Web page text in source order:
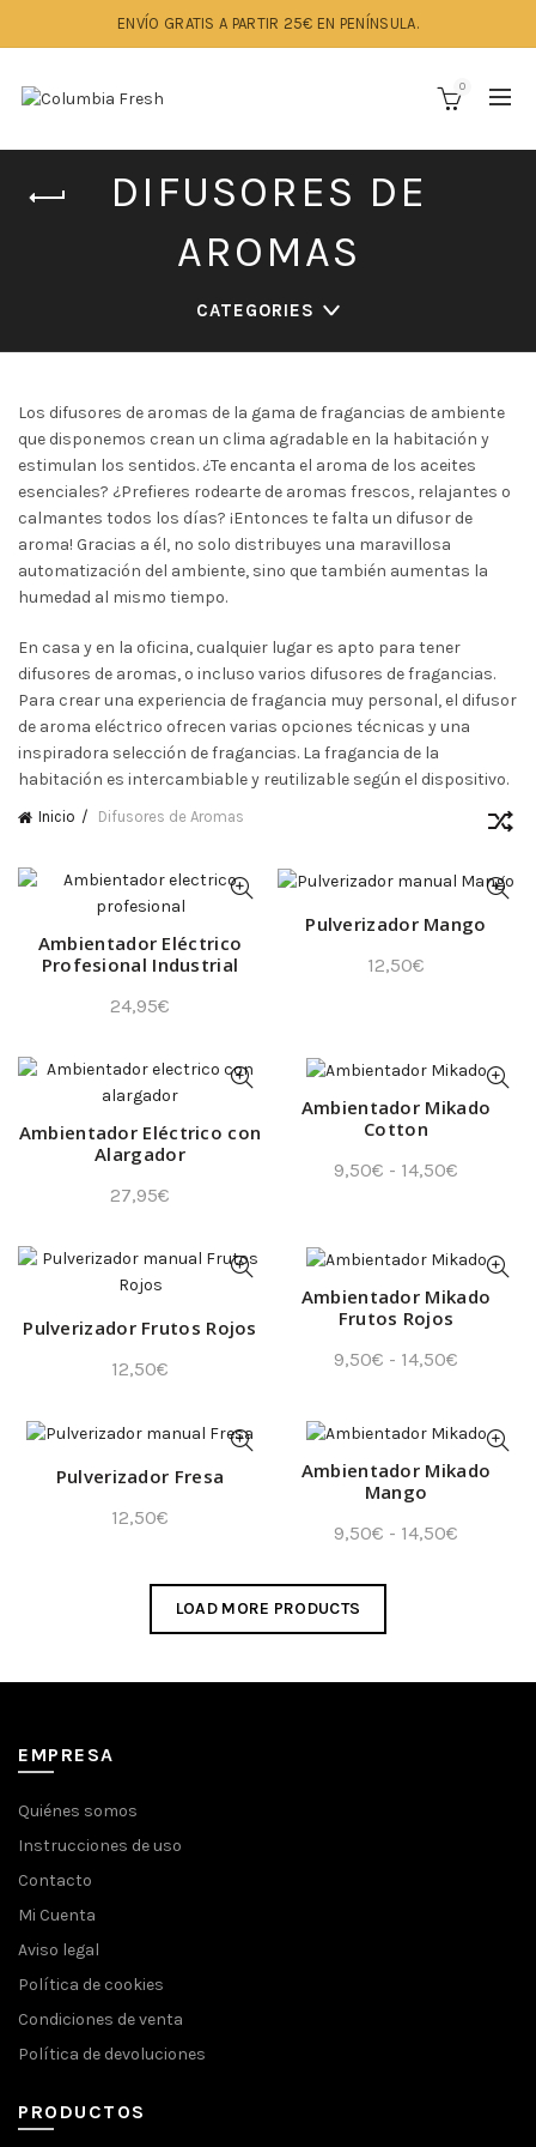
ENVÍO GRATIS A PARTIR 25€ EN PENÍNSULA.
0
DIFUSORES DE
AROMAS
CATEGORIES
Los difusores de aromas de la gama de fragancias de ambiente
que disponemos crean un clima agradable en la habitación y
estimulan los sentidos. ¿Te encanta el aroma de los aceites
esenciales? ¿Prefieres rodearte de aromas frescos, relajantes o
calmantes todos los días? ¡Entonces te falta un difusor de
aroma! Gracias a él, no solo distribuyes una maravillosa
automatización del ambiente, sino que también aumentas la
humedad al mismo tiempo.
En casa y en la oficina, cualquier lugar es apto para tener
difusores de aromas, o incluso varios difusores de fragancias.
Para crear una experiencia de fragancia muy personal, el difusor
de aroma eléctrico ofrecen varias opciones técnicas y una
inspiradora selección de fragancias. La fragancia de la
habitación es intercambiable y reutilizable según el dispositivo.
Inicio Difusores de Aromas
Ambientador Eléctrico
Profesional Industrial
24,95€
Pulverizador Mango
12,50€
Ambientador Eléctrico con
Alargador
27,95€
Ambientador Mikado
Cotton
9,50€ - 14,50€
desde
9,50€
Pulverizador Frutos Rojos
12,50€
Ambientador Mikado
Frutos Rojos
9,50€ - 14,50€
desde
9,50€
Pulverizador Fresa
12,50€
Ambientador Mikado
Mango
9,50€ - 14,50€
hasta
LOAD MORE PRODUCTS
EMPRESA
Quiénes somos
Instrucciones de uso
Contacto
Mi Cuenta
Aviso legal
Política de cookies
Condiciones de venta
Política de devoluciones
PRODUCTOS